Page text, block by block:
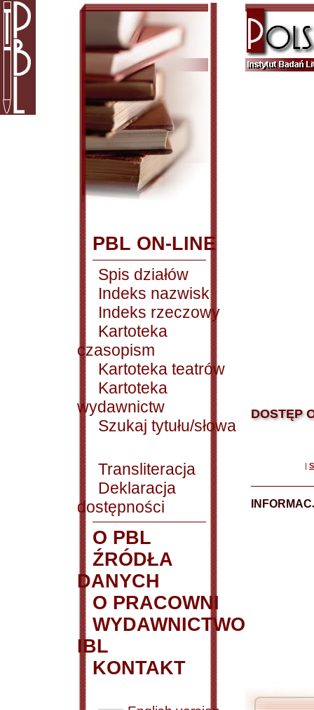
PBL ON-LINE
Spis działów
Indeks nazwisk
Indeks rzeczowy
Kartoteka
czasopism
Kartoteka teatrów
Kartoteka
wydawnictw
Szukaj tytułu/słowa
Transliteracja
Deklaracja
dostępności
O PBL
ŹRÓDŁA
DANYCH
O PRACOWNI
WYDAWNICTWO
IBL
KONTAKT
DOSTĘP
|